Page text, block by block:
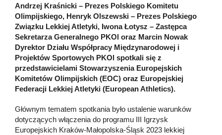
Andrzej Kraśnicki – Prezes Polskiego Komitetu
Olimpijskiego, Henryk Olszewski – Prezes Polskiego
Związku Lekkiej Atletyki, Iwona Łotysz – Zastępca
Sekretarza Generalnego PKOl oraz Marcin Nowak
Dyrektor Działu Współpracy Międzynarodowej i
Projektów Sportowych PKOl spotkali się z
przedstawicielami Stowarzyszenia Europejskich
Komitetów Olimpijskich (EOC) oraz Europejskiej
Federacji Lekkiej Atletyki (European Athletics).
Głównym tematem spotkania było ustalenie warunków
dotyczących włączenia do programu III Igrzysk
Europejskich Kraków-Małopolska-Śląsk 2023 lekkiej